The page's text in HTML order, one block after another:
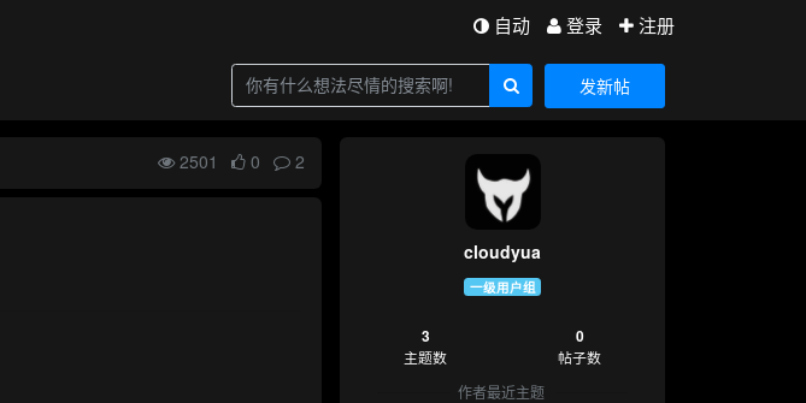
自动 登录 注册
发新帖
2501 0 2
cloudyua
一级用户组
3
主题数
0
帖子数
作者最近主题